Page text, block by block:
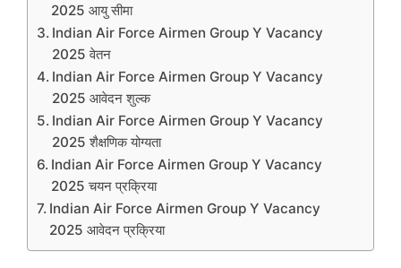
2025 आयु सीमा
Indian Air Force Airmen Group Y Vacancy
2025 वेतन
Indian Air Force Airmen Group Y Vacancy
2025 आवेदन शुल्क
Indian Air Force Airmen Group Y Vacancy
2025 शैक्षणिक योग्यता
Indian Air Force Airmen Group Y Vacancy
2025 चयन प्रक्रिया
Indian Air Force Airmen Group Y Vacancy
2025 आवेदन प्रक्रिया